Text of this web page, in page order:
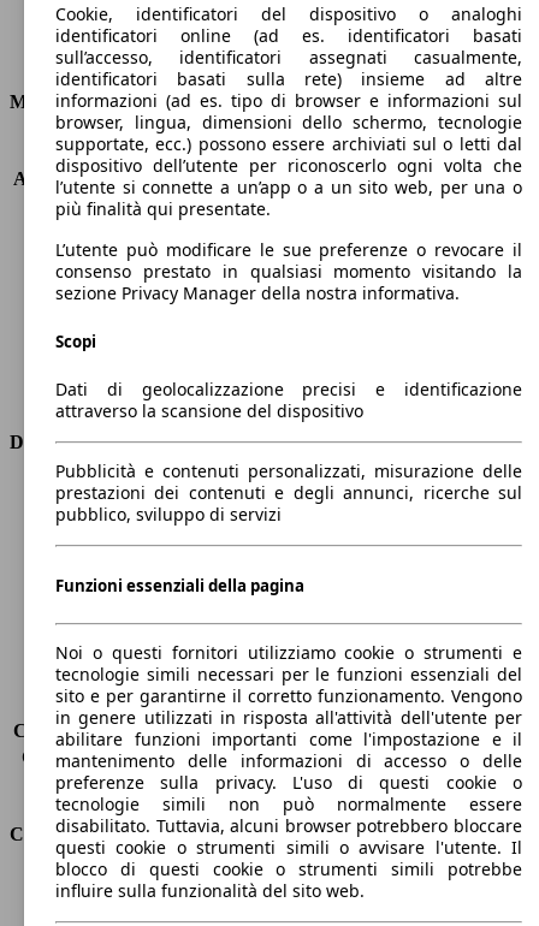
Ø 11.9 l/100km
Consumi
Motore e Prestazioni
KW (PS)
335 kW (455 PS)
Accelerazione (0-100 km/h)
4.9s
Velocità massima (km/h)
250 km/h
Coppia
700 nm
Cilindrata
4663 ccm
Carburante
Cilindri
Tipo di trazione
Integrale
Dimensioni
Lunghezza
4900 mm
Altezza
1720 mm
Larghezza
2000 mm
Peso massimo
2900 kg
Carico massimo
660 kg
Porte
4
Sedili
5
Carico sul tetto
-
Capacità di traino (senza freni) -
Capacità di traino (con freni)
3500 kg
Volume del bagagliaio
650 - 1720 l
Consumi
Emissioni di CO2*
278 g/km (komb.)
Cookie, identificatori del dispositivo o analoghi
identificatori online (ad es. identificatori basati
sull’accesso, identificatori assegnati casualmente,
identificatori basati sulla rete) insieme ad altre
informazioni (ad es. tipo di browser e informazioni sul
browser, lingua, dimensioni dello schermo, tecnologie
supportate, ecc.) possono essere archiviati sul o letti dal
dispositivo dell’utente per riconoscerlo ogni volta che
l’utente si connette a un’app o a un sito web, per una o
più finalità qui presentate.
L’utente può modificare le sue preferenze o revocare il
consenso prestato in qualsiasi momento visitando la
sezione Privacy Manager della nostra informativa.
Scopi
Dati di geolocalizzazione precisi e identificazione
attraverso la scansione del dispositivo
Pubblicità e contenuti personalizzati, misurazione delle
prestazioni dei contenuti e degli annunci, ricerche sul
pubblico, sviluppo di servizi
Funzioni essenziali della pagina
Noi o questi fornitori utilizziamo cookie o strumenti e
tecnologie simili necessari per le funzioni essenziali del
sito e per garantirne il corretto funzionamento. Vengono
in genere utilizzati in risposta all'attività dell'utente per
abilitare funzioni importanti come l'impostazione e il
mantenimento delle informazioni di accesso o delle
preferenze sulla privacy. L'uso di questi cookie o
tecnologie simili non può normalmente essere
disabilitato. Tuttavia, alcuni browser potrebbero bloccare
questi cookie o strumenti simili o avvisare l'utente. Il
blocco di questi cookie o strumenti simili potrebbe
influire sulla funzionalità del sito web.